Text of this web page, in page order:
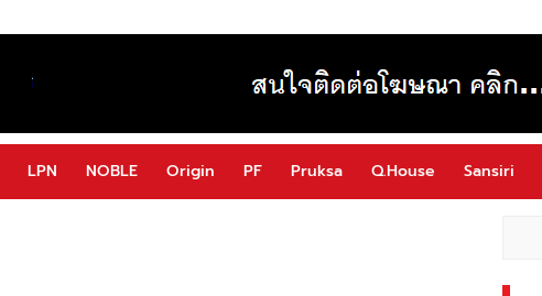
LPN NOBLE Origin PF Pruksa Q.House Sansiri